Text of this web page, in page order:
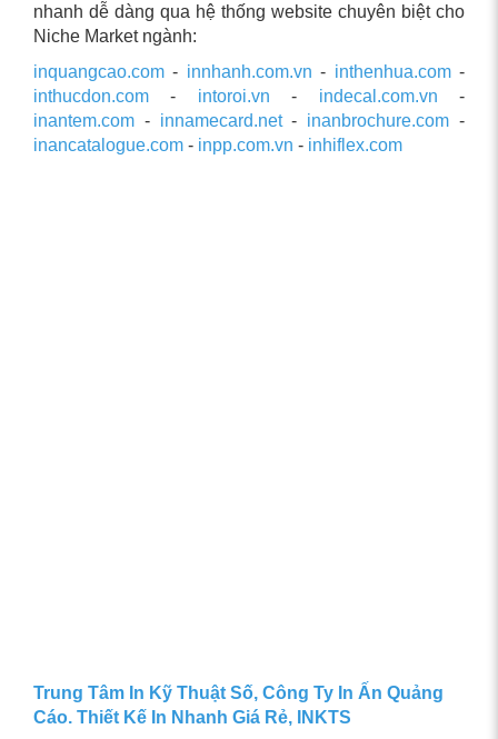
nhanh dễ dàng qua hệ thống website chuyên biệt cho
Niche Market ngành:
inquangcao.com - innhanh.com.vn - inthenhua.com-
inthucdon.com - intoroi.vn - indecal.com.vn -
inantem.com - innamecard.net- inanbrochure.com -
inancatalogue.com - inpp.com.vn - inhiflex.com
Trung Tâm In Kỹ Thuật Số, Công Ty In Ấn Quảng
Cáo. Thiết Kế In Nhanh Giá Rẻ, INKTS